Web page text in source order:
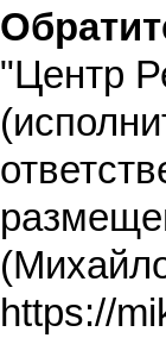
"Центр
https://